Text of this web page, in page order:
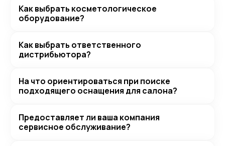
Как выбрать косметологическое
оборудование?
Как выбрать ответственного
дистрибьютора?
На что ориентироваться при поиске
подходящего оснащения для салона?
Предоставляет ли ваша компания
сервисное обслуживание?